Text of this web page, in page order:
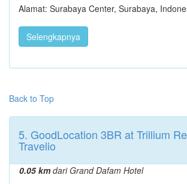
Alamat: Surabaya Center, Surabaya,
Selengkapnya
Back to Top
5. GoodLocation 3BR at Trillium
Travelio
0.05 kmdari Grand Dafam Hotel